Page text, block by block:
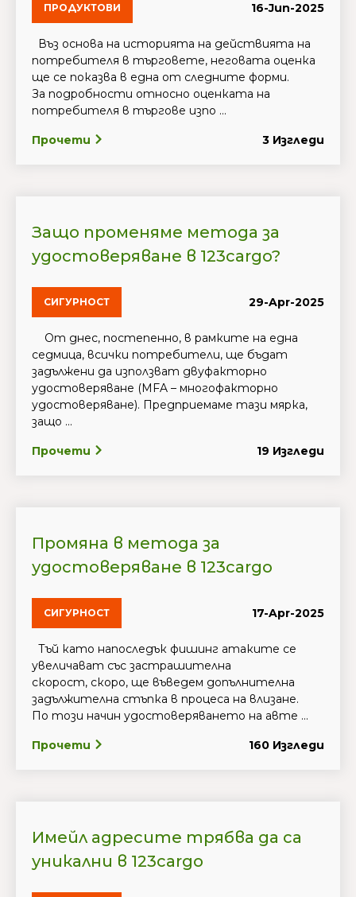
ПРОДУКТОВИ 16-Jun-2025
Въз основа на историята на действията на
потребителя в търговете, неговата оценка
ще се показва в една от следните форми.
За подробности относно оценката на
потребителя в търгове изпо ...
Прочети 3 Изгледи
Защо променяме метода за
удостоверяване в 123cargo?
СИГУРНОСТ 29-Apr-2025
От днес, постепенно, в рамките на една
седмица, всички потребители, ще бъдат
задължени да използват двуфакторно
удостоверяване (MFA – многофакторно
удостоверяване). Предприемаме тази мярка,
защо ...
Прочети 19 Изгледи
Промяна в метода за
удостоверяване в 123cargo
СИГУРНОСТ 17-Apr-2025
Тъй като напоследък фишинг атаките се
увеличават със застрашителна
скорост, скоро, ще въведем допълнителна
задължителна стъпка в процеса на влизане.
По този начин удостоверяването на авте ...
Прочети 160 Изгледи
Имейл адресите трябва да са
уникални в 123cargo